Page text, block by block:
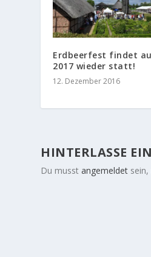
Erdbeerfest findet
2017 wieder statt!
12. Dezember 2016
HINTERLASSE
Du musstangemeldet